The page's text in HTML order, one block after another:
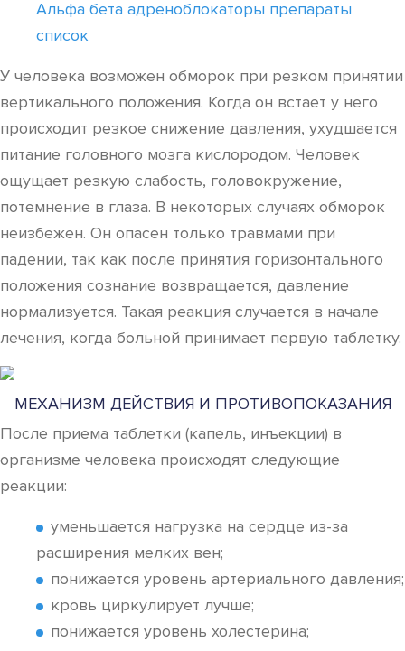
Альфа бета адреноблокаторы препараты
список
У человека возможен обморок при резком принятии
вертикального положения. Когда он встает у него
происходит резкое снижение давления, ухудшается
питание головного мозга кислородом. Человек
ощущает резкую слабость, головокружение,
потемнение в глаза. В некоторых случаях обморок
неизбежен. Он опасен только травмами при
падении, так как после принятия горизонтального
положения сознание возвращается, давление
нормализуется. Такая реакция случается в начале
лечения, когда больной принимает первую таблетку.
МЕХАНИЗМ ДЕЙСТВИЯ И ПРОТИВОПОКАЗАНИЯ
После приема таблетки (капель, инъекции) в
организме человека происходят следующие
реакции:
уменьшается нагрузка на сердце из-за
расширения мелких вен;
понижается уровень артериального давления;
кровь циркулирует лучше;
понижается уровень холестерина;